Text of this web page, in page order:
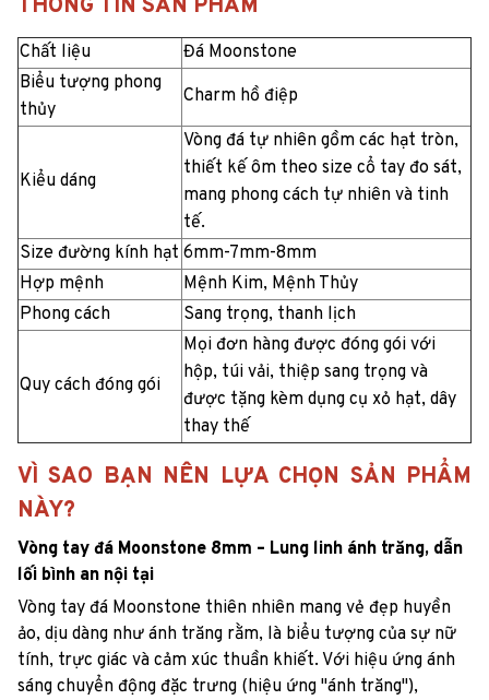
THÔNG TIN SẢN PHẨM
Chất liệu
Đá Moonstone
Biểu tượng phong
thủy
Charm hồ điệp
Kiểu dáng
Vòng đá tự nhiên gồm các hạt tròn,
thiết kế ôm theo size cổ tay đo sát,
mang phong cách tự nhiên và tinh
tế.
Size đường kính hạt 6mm-7mm-8mm
Hợp mệnh
Mệnh Kim, Mệnh Thủy
Phong cách
Sang trọng, thanh lịch
Quy cách đóng gói
Mọi đơn hàng được đóng gói với
hộp, túi vải, thiệp sang trọng và
được tặng kèm dụng cụ xỏ hạt, dây
thay thế
VÌ SAO BẠN NÊN LỰA CHỌN SẢN PHẨM
NÀY?
Vòng tay đá Moonstone 8mm – Lung linh ánh trăng, dẫn
lối bình an nội tại
Vòng tay đá Moonstone thiên nhiên mang vẻ đẹp huyền
ảo, dịu dàng như ánh trăng rằm, là biểu tượng của sự nữ
tính, trực giác và cảm xúc thuần khiết. Với hiệu ứng ánh
sáng chuyển động đặc trưng (hiệu ứng "ánh trăng"),